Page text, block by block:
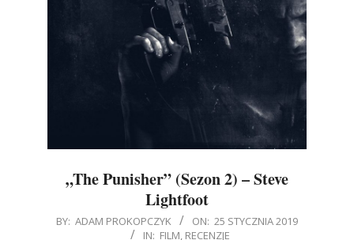
„The Punisher” (Sezon 2) – Steve
Lightfoot
2019-
BY: ADAM PROKOPCZYK ON: 25 STYCZNIA 2019
IN: FILM, RECENZJE